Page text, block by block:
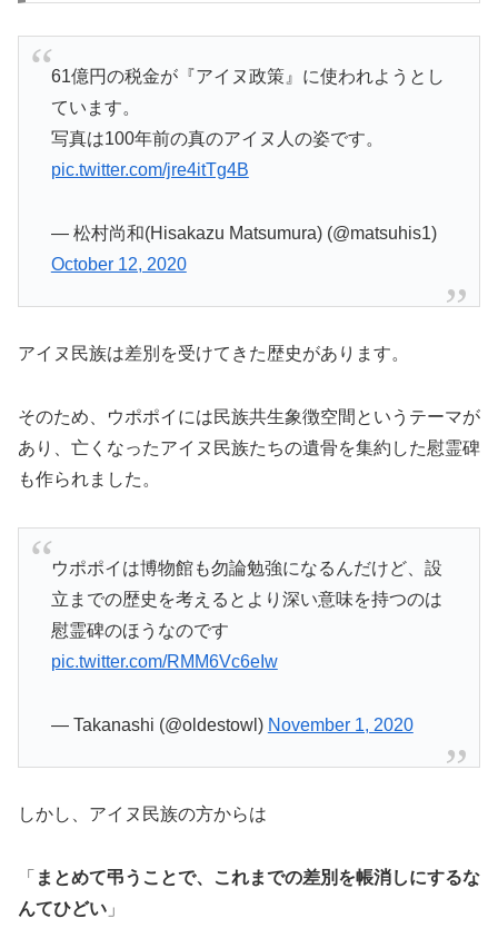
61億円の税金が『アイヌ政策』に使われようとし
ています。
写真は100年前の真のアイヌ人の姿です。
pic.twitter.com/jre4itTg4B
— 松村尚和(Hisakazu Matsumura) (@matsuhis1)
October 12, 2020
アイヌ民族は差別を受けてきた歴史があります。
そのため、ウポポイには民族共生象徴空間というテーマが
あり、亡くなったアイヌ民族たちの遺骨を集約した慰霊碑
も作られました。
ウポポイは博物館も勿論勉強になるんだけど、設
立までの歴史を考えるとより深い意味を持つのは
慰霊碑のほうなのです
pic.twitter.com/RMM6Vc6eIw
— Takanashi (@oldestowl) November 1, 2020
しかし、アイヌ民族の方からは
「 まとめて弔うことで、これまでの差別を帳消しにするな
んてひどい 」